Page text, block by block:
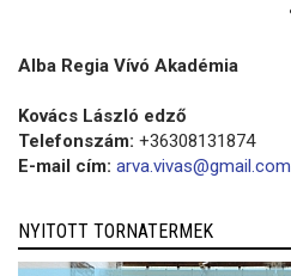
Alba Regia Vívó Akadémia
Kovács László edző
Telefonszám: +36308131874
E-mail cím: arva.vivas@gmail.com
NYITOTT TORNATERMEK